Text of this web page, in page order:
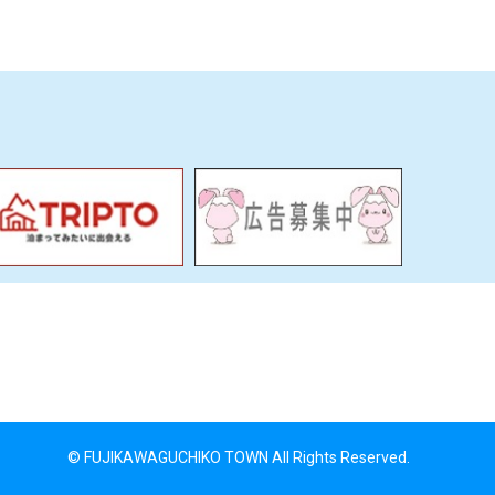
© FUJIKAWAGUCHIKO TOWN All Rights Reserved.